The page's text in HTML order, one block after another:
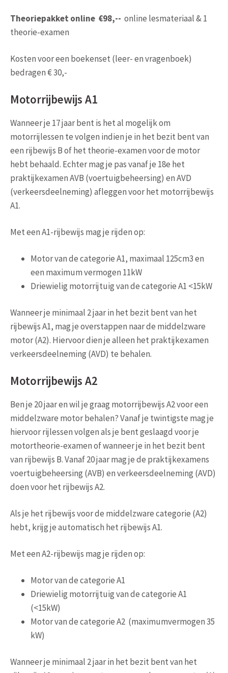
Theoriepakket online €98,-- online lesmateriaal & 1
theorie-examen
Kosten voor een boekenset (leer- en vragenboek)
bedragen € 30,-
Motorrijbewijs A1
Wanneer je 17 jaar bent is het al mogelijk om
motorrijlessen te volgen indien je in het bezit bent van
een rijbewijs B of het theorie-examen voor de motor
hebt behaald. Echter mag je pas vanaf je 18e het
praktijkexamen AVB (voertuigbeheersing) en AVD
(verkeersdeelneming) afleggen voor het motorrijbewijs
A1.
Met een A1-rijbewijs mag je rijden op:
Motor van de categorie A1, maximaal 125cm3 en
een maximum vermogen 11kW
Driewielig motorrijtuig van de categorie A1 <15kW
Wanneer je minimaal 2 jaar in het bezit bent van het
rijbewijs A1, mag je overstappen naar de middelzware
motor (A2). Hiervoor dien je alleen het praktijkexamen
verkeersdeelneming (AVD) te behalen.
Motorrijbewijs A2
Ben je 20 jaar en wil je graag motorrijbewijs A2 voor een
middelzware motor behalen? Vanaf je twintigste mag je
hiervoor rijlessen volgen als je bent geslaagd voor je
motortheorie-examen of wanneer je in het bezit bent
van rijbewijs B. Vanaf 20 jaar mag je de praktijkexamens
voertuigbeheersing (AVB) en verkeersdeelneming (AVD)
doen voor het rijbewijs A2.
Als je het rijbewijs voor de middelzware categorie (A2)
hebt, krijg je automatisch het rijbewijs A1.
Met een A2-rijbewijs mag je rijden op:
Motor van de categorie A1
Driewielig motorrijtuig van de categorie A1
(<15kW)
Motor van de categorie A2 (maximumvermogen 35
kW)
Wanneer je minimaal 2 jaar in het bezit bent van het